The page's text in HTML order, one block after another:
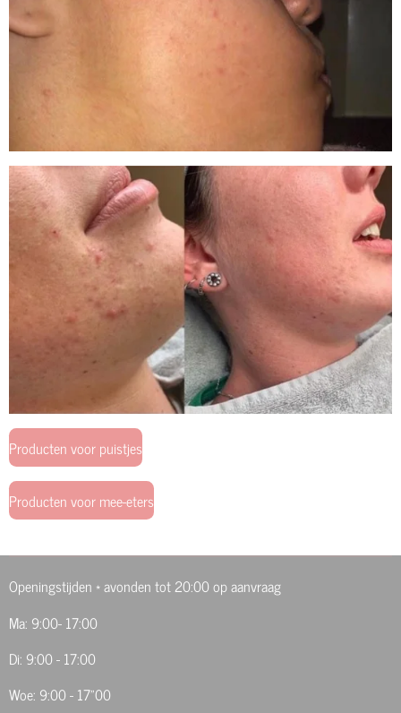
Producten voor puistjes
Producten voor mee-eters
Openingstijden * avonden tot 20:00 op aanvraag
Ma: 9:00- 17:00
Di: 9:00 - 17:00
Woe: 9:00 - 17"00